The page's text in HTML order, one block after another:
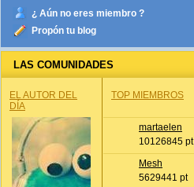
¿ Aún no eres miembro ?
Propón tu blog
LAS COMUNIDADES
EL AUTOR DEL
DÍA
TOP MIEMBROS
martaelen
10126845 pt
Mesh
5629441 pt